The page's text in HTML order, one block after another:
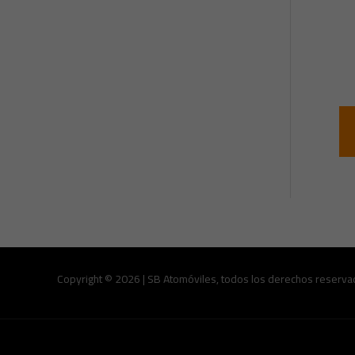
Copyright © 2026 | SB Atomóviles, todos los derechos